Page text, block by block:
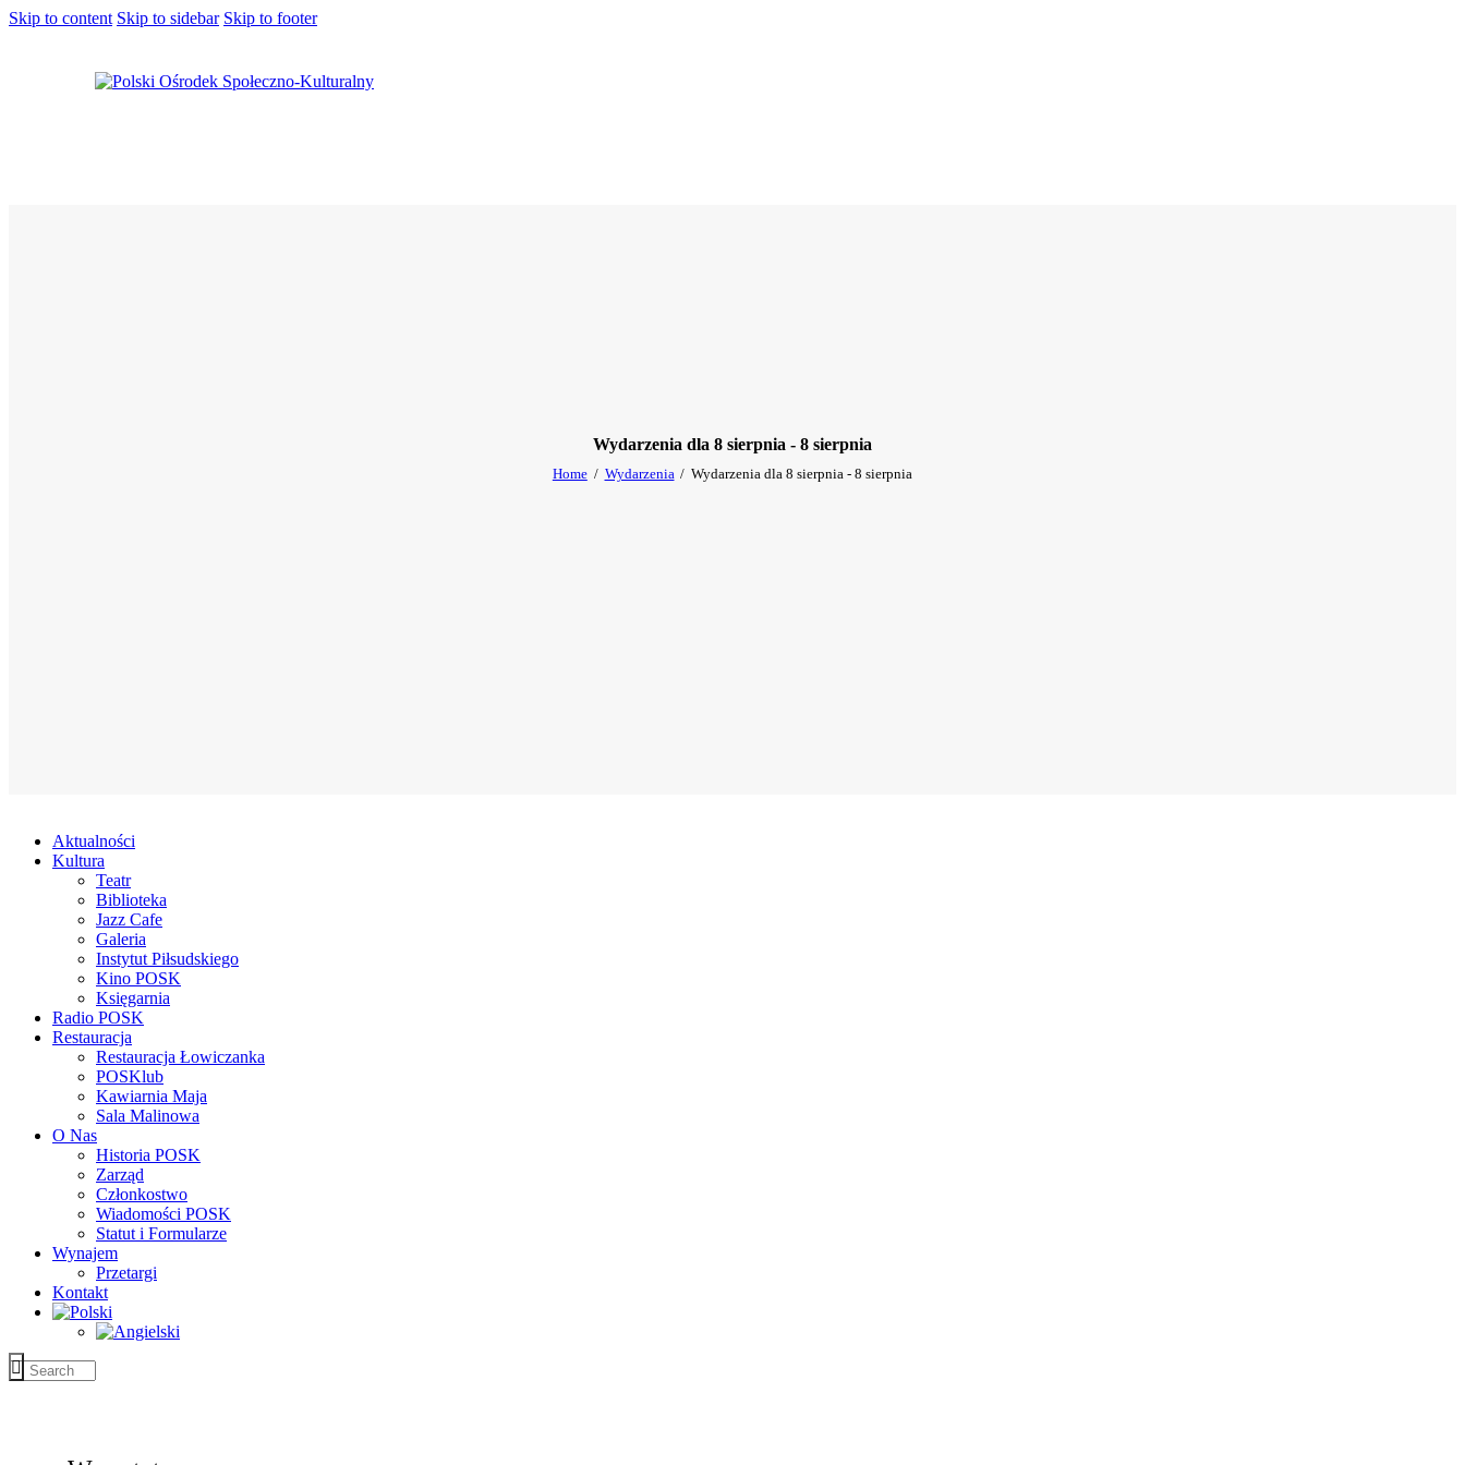
Skip to content Skip to sidebar Skip to footer
Wydarzenia dla 8 sierpnia - 8 sierpnia
Home Wydarzenia Wydarzenia dla 8 sierpnia - 8 sierpnia
Aktualności
Kultura
Teatr
Biblioteka
Jazz Cafe
Galeria
Instytut Piłsudskiego
Kino POSK
Księgarnia
Radio POSK
Restauracja
Restauracja Łowiczanka
POSKlub
Kawiarnia Maja
Sala Malinowa
O Nas
Historia POSK
Zarząd
Członkostwo
Wiadomości POSK
Statut i Formularze
Wynajem
Przetargi
Kontakt